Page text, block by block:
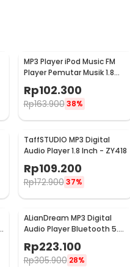
MP3 Player iPod Music FM
Player Pemutar Musik 1.8
Inch - HK-4
Rp102.300
Rp163.900 38%
TaffSTUDIO MP3 Digital
Audio Player 1.8 Inch - ZY418
Rp109.200
Rp172.900 37%
ALianDream MP3 Digital
Audio Player Bluetooth 5.0
300mAh 2.5 Inch - S301
Rp223.100
Rp305.900 28%